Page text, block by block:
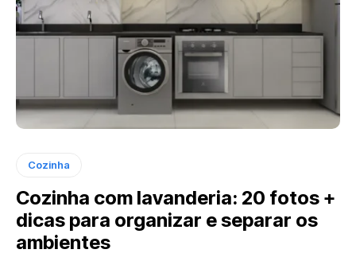
Cozinha
Cozinha com lavanderia: 20 fotos +
dicas para organizar e separar os
ambientes